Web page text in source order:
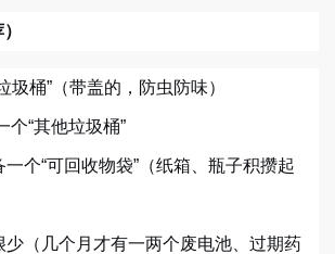
圾桶”（带盖的，防虫防味）
个“其他垃圾桶”
个“可回收物袋”（纸箱、瓶子积攒起
少（几个月才有一两个废电池、过期药